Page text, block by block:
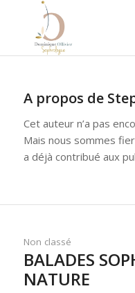
A propos de
Cet auteur n’a pas
Mais nous sommes
a déjà contribué aux
Non classé
BALADES
NATURE